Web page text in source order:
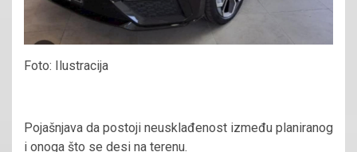
Foto: Ilustracija
Pojašnjava da postoji neusklađenost između planiranog
i onoga što se desi na terenu.